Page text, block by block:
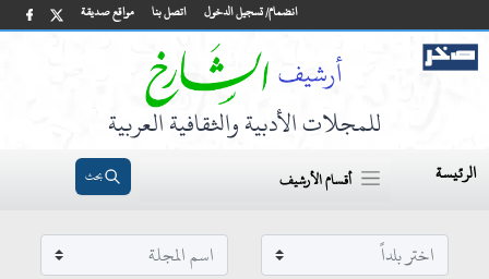
مواقع صديقة اتصل بنا انضمام/ تسجيل الدخول
للمجلات الأدبية والثقافية العربية
الرئيسة أقسام الأرشيف بحث